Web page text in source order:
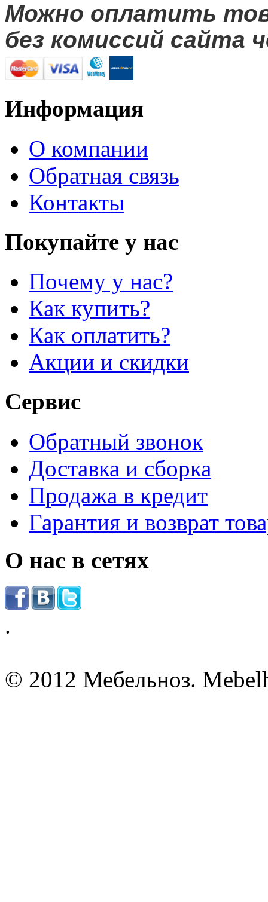
Можно оплатить
без комиссий сайта
Информация
О компании
Обратная связь
Контакты
Покупайте у нас
Почему у нас?
Как купить?
Как оплатить?
Акции и скидки
Сервис
Обратный звонок
Доставка и сборка
Продажа в кредит
Гарантия и возврат
О нас в сетях
.
© 2012 Мебельноз.